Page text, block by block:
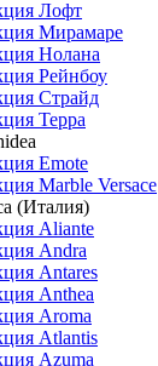
Лофт
Мирамаре
Нолана
Рейнбоу
Страйд
Терра
Emote
Marble Versace
(Италия)
Aliante
Andra
Antares
Anthea
Aroma
Atlantis
Azuma